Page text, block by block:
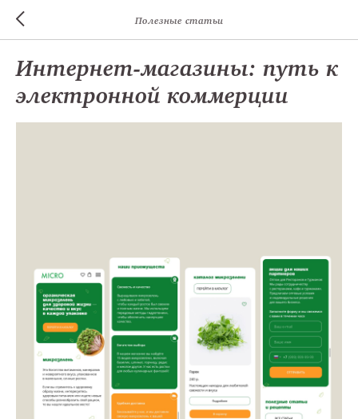
Полезные статьи
Интернет-магазины: путь к
электронной коммерции